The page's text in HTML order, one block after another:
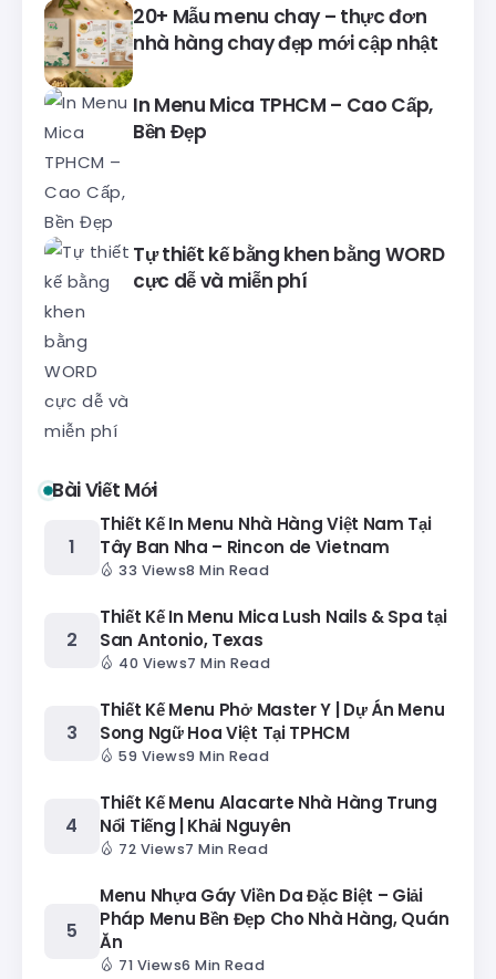
20+ Mẫu menu chay – thực đơn
nhà hàng chay đẹp mới cập nhật
In Menu Mica TPHCM – Cao Cấp,
Bền Đẹp
Tự thiết kế bằng khen bằng WORD
cực dễ và miễn phí
Bài Viết Mới
Thiết Kế In Menu Nhà Hàng Việt Nam Tại
Tây Ban Nha – Rincon de Vietnam
33 Views8 Min Read
Thiết Kế In Menu Mica Lush Nails & Spa tại
San Antonio, Texas
40 Views7 Min Read
Thiết Kế Menu Phở Master Y | Dự Án Menu
Song Ngữ Hoa Việt Tại TPHCM
59 Views9 Min Read
Thiết Kế Menu Alacarte Nhà Hàng Trung
Nổi Tiếng | Khải Nguyên
72 Views7 Min Read
Menu Nhựa Gáy Viền Da Đặc Biệt – Giải
Pháp Menu Bền Đẹp Cho Nhà Hàng, Quán
Ăn
71 Views6 Min Read